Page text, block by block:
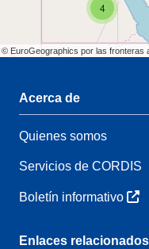
4
, © EuroGeographics por las fronteras
Acerca de
Quienes somos
Servicios de CORDIS
Boletín informativo
Enlaces relacionados